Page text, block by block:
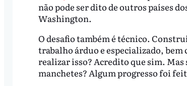
não pode ser dito de outros países
Washington.
O desafio também é técnico.
trabalho árduo e especializado, bem
realizar isso? Acredito que sim. Mas
manchetes? Algum progresso foi